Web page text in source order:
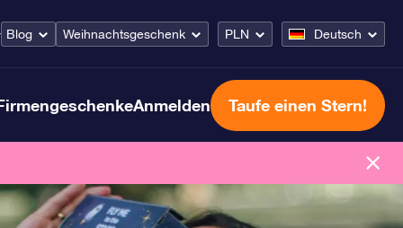
Blog Weihnachtsgeschenk PLN Deutsch
Anmelden Taufe einen Stern!